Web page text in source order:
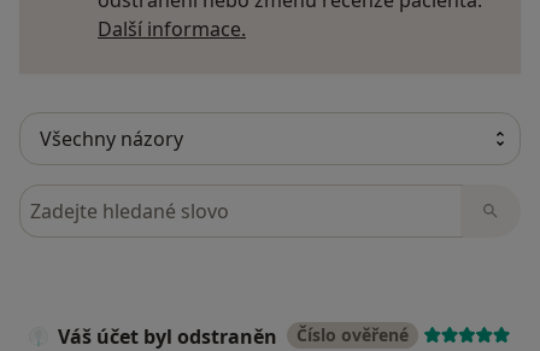
Další informace.
Hledejte v názorech
Váš účet byl odstraněn Číslo ověřené